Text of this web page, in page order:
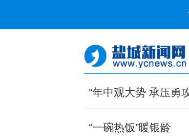
“年中观大势 承压勇
“一碗热饭”暖银龄